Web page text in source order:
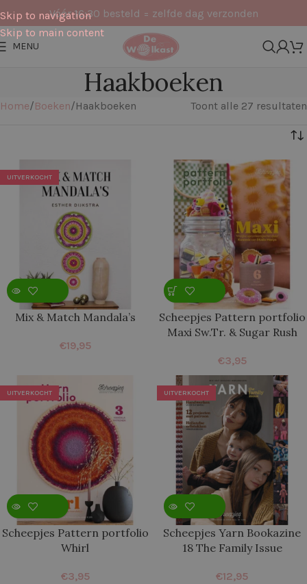
Skip to navigation
Skip to main content
Vóór 16:30 besteld = zelfde dag verzonden
MENU
Haakboeken
Home Boeken Haakboeken Toont alle 27 resultaten
UITVERKOCHT
Mix & Match Mandala’s
€19,95
Scheepjes Pattern portfolio
Maxi Sw.Tr. & Sugar Rush
€3,95
UITVERKOCHT
Scheepjes Pattern portfolio
Whirl
€3,95
UITVERKOCHT
Scheepjes Yarn Bookazine
18 The Family Issue
€12,95